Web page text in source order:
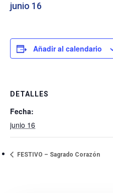
junio 16
Añadir al calendario
DETALLES
Fecha:
junio 16
FESTIVO – Sagrado Corazón